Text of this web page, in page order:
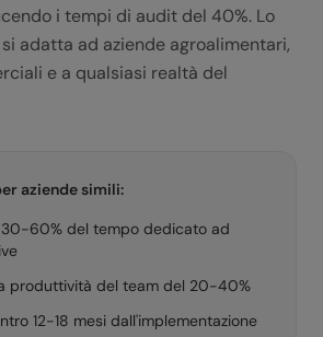
i tempi di audit del 40%. Lo
adatta ad aziende agroalimentari,
e a qualsiasi realtà del
aziende simili:
30-60% del tempo dedicato ad
produttività del team del 20-40%
12-18 mesi dall'implementazione